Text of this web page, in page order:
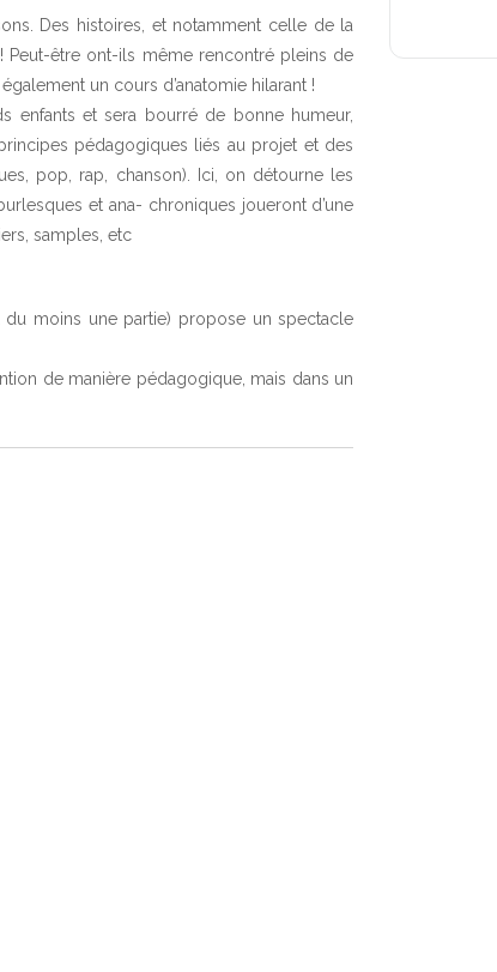
Des histoires, et notamment celle de la
être ont-ils même rencontré pleins de
un cours d’anatomie hilarant !
enfants et sera bourré de bonne humeur,
pédagogiques liés au projet et des
pop, rap, chanson). Ici, on détourne les
et ana- chroniques joueront d’une
samples, etc
moins une partie) propose un spectacle
de manière pédagogique, mais dans un